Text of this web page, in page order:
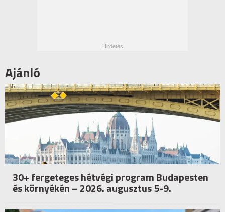
Ajánló
30+ fergeteges hétvégi program Budapesten
és környékén – 2026. augusztus 5-9.